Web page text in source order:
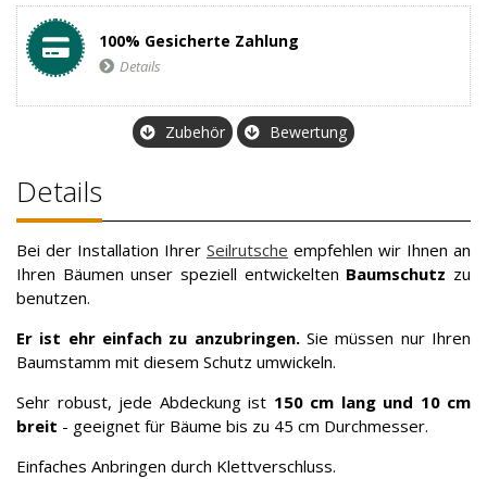
100% Gesicherte Zahlung
Details
Zubehör Bewertung
Details
Bei der Installation Ihrer Seilrutsche empfehlen wir Ihnen an
Ihren Bäumen unser speziell entwickelten Baumschutz zu
benutzen.
Er ist ehr einfach zu anzubringen. Sie müssen nur Ihren
Baumstamm mit diesem Schutz umwickeln.
Sehr robust, jede Abdeckung ist 150 cm lang und 10 cm
breit - geeignet für Bäume bis zu 45 cm Durchmesser.
Einfaches Anbringen durch Klettverschluss.